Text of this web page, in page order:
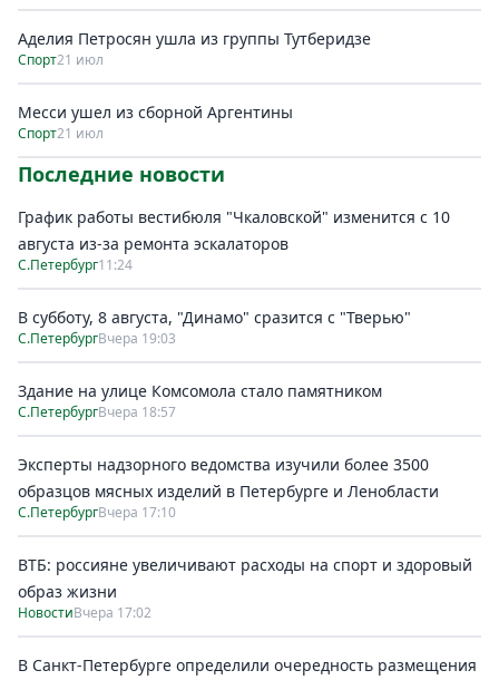
Аделия Петросян ушла из группы Тутберидзе
Спорт21 июл
Месси ушел из сборной Аргентины
Спорт21 июл
Последние новости
График работы вестибюля "Чкаловской" изменится с 10
августа из-за ремонта эскалаторов
С.Петербург11:24
В субботу, 8 августа, "Динамо" сразится с "Тверью"
С.ПетербургВчера 19:03
Здание на улице Комсомола стало памятником
С.ПетербургВчера 18:57
Эксперты надзорного ведомства изучили более 3500
образцов мясных изделий в Петербурге и Ленобласти
С.ПетербургВчера 17:10
ВТБ: россияне увеличивают расходы на спорт и здоровый
образ жизни
НовостиВчера 17:02
В Санкт-Петербурге определили очередность размещения